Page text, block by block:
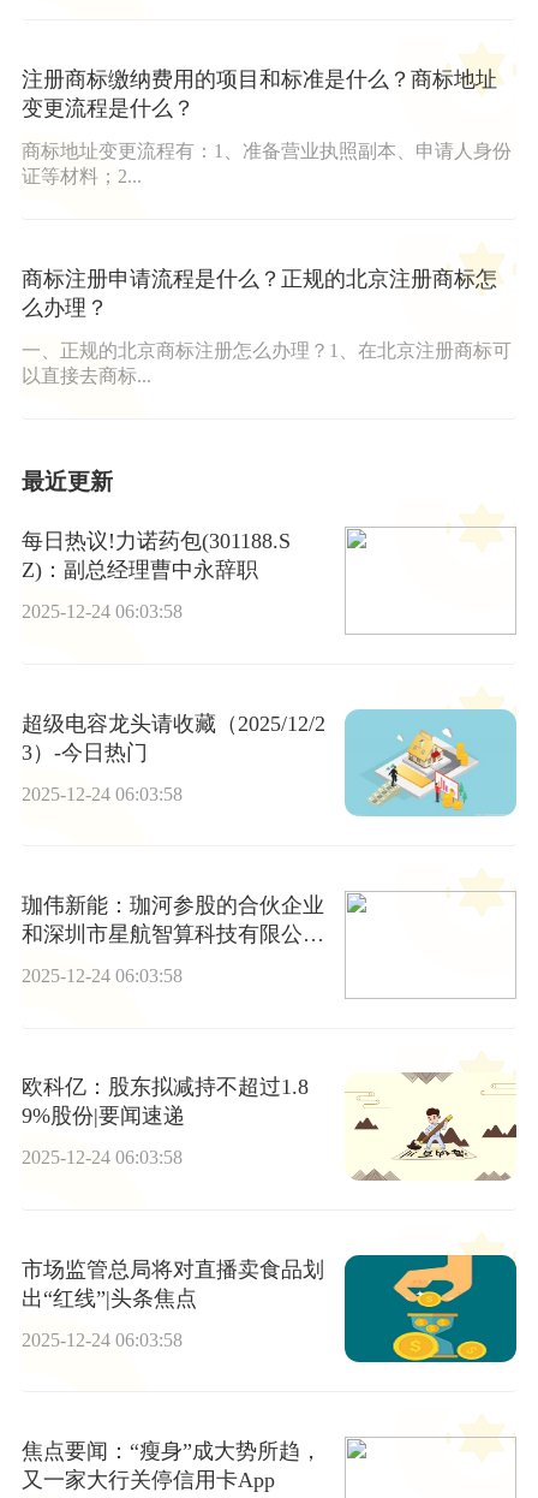
注册商标缴纳费用的项目和标准是什么？商标地址
变更流程是什么？
商标地址变更流程有：1、准备营业执照副本、申请人身份
证等材料；2...
商标注册申请流程是什么？正规的北京注册商标怎
么办理？
一、正规的北京商标注册怎么办理？1、在北京注册商标可
以直接去商标...
最近更新
每日热议!力诺药包(301188.S
Z)：副总经理曹中永辞职
2025-12-24 06:03:58
超级电容龙头请收藏（2025/12/2
3）-今日热门
2025-12-24 06:03:58
珈伟新能：珈河参股的合伙企业
和深圳市星航智算科技有限公司
共同成立新公司只投资新能源电
2025-12-24 06:03:58
欧科亿：股东拟减持不超过1.8
9%股份|要闻速递
2025-12-24 06:03:58
市场监管总局将对直播卖食品划
出“红线”|头条焦点
2025-12-24 06:03:58
焦点要闻：“瘦身”成大势所趋，
又一家大行关停信用卡App